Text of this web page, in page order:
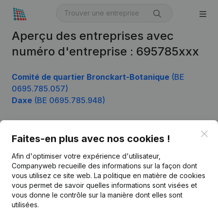
Aperçu des entreprises avec
numéro d'entreprise : 695785xxx
Comité de quartier Bronckart-Botanique (BE
0695.785.057)
Daxe (BE 0695.785.948)
Faites-en plus avec nos cookies !
Afin d'optimiser votre expérience d'utilisateur,
Companyweb recueille des informations sur la façon dont
vous utilisez ce site web. La politique en matière de cookies
vous permet de savoir quelles informations sont visées et
vous donne le contrôle sur la manière dont elles sont
utilisées.
Français
Kantorenpark Everest
Produit
Informations d’entreprise
Monitoring
Recherche internationale